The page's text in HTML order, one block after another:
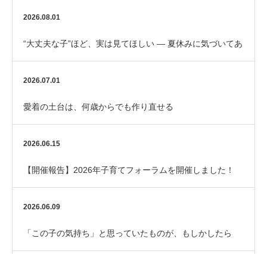
2026.08.01
“大丈夫な子”ほど、実は見てほしい ― 夏休みに気づいてあ
げたいサイン
2026.07.01
愛着の土台は、何歳からでも作り直せる
2026.06.15
【開催報告】2026年子育てフォーラムを開催しました！
2026.06.09
「この子の気持ち」と思っていたものが、もしかしたら